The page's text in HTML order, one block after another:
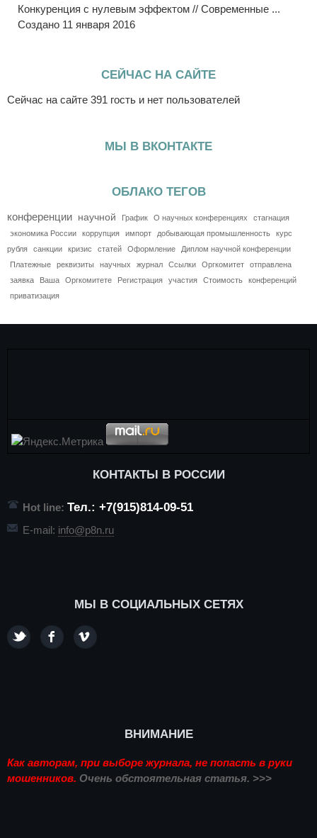
Конкуренция с нулевым эффектом // Современные ...
Создано 11 января 2016
СЕЙЧАС НА САЙТЕ
Сейчас на сайте 391 гость и нет пользователей
МЫ В ВКОНТАКТЕ
ОБЛАКО ТЕГОВ
конференции научной График О научных конференциях
стагнация
экономика России
коррупция импорт добывающая промышленность
курс
рубля
санкции кризис статей Оформление
Диплом научной конференции
Платежные
реквизиты научных журнал Ссылки Оргкомитет
отправлена
заявка
Ваша Оргкомитете Регистрация участия Стоимость
конференций
приватизация
КОНТАКТЫ В РОССИИ
Hot line: Тел.: +7(915)814-09-51
E-mail: info@p8n.ru
МЫ В СОЦИАЛЬНЫХ СЕТЯХ
ВНИМАНИЕ
Как авторам, при выборе журнала, не попасть в руки
мошенников. Очень обстоятельная статья. >>>